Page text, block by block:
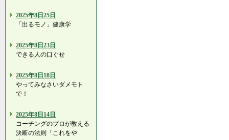
2025年8日25日
「出るモノ」健康学
2025年8日23日
できる人の口ぐせ
2025年8日18日
やってみなさいダメモト
で！
2025年8日14日
コーチングのプロが教える
決断の法則「これをや